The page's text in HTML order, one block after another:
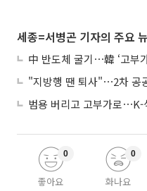
세종=서병곤 기자의 주요
中 반도체 굴기⋯韓 ‘고부
좋아요
0
화나요
0